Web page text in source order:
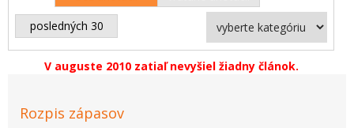
posledných 30
V auguste 2010 zatiaľ nevyšiel žiadny článok.
Rozpis zápasov